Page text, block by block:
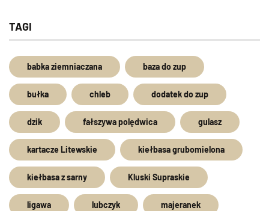
TAGI
babka ziemniaczana baza do zup
bułka chleb dodatek do zup
dzik fałszywa polędwica gulasz
kartacze Litewskie kiełbasa grubomielona
kiełbasa z sarny Kluski Supraskie
ligawa lubczyk majeranek